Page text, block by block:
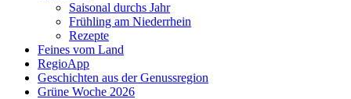
Saisonal durchs Jahr
Frühling am Niederrhein
Rezepte
Feines vom Land
RegioApp
Geschichten aus der Genussregion
Grüne Woche 2026